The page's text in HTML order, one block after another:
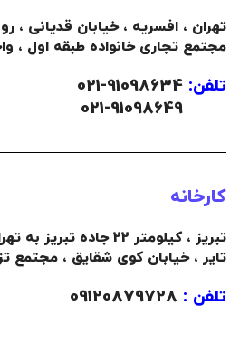
تهران ، افسریه ، خیابان قدیانی ،
مجتمع تجاری خانواده طبقه اول ، واحد
تلفن:
کارخانه
تبریز ، کیلومتر 22
تایر ، خیابان کوی شقایق ، مجتمع
تلفن :